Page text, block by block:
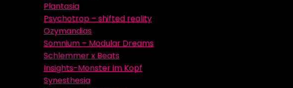
Plantasia
Psychotrop – shifted reality
Ozymandias
Somnium – Modular Dreams
Schlemmer x Beats
Insights-Monster im Kopf
Synesthesia